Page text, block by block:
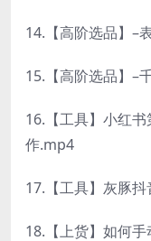
14.【高阶选品】–
15.【高阶选品】–
16.【工具】小红
作.mp4
17.【工具】灰豚
18.【上货】如何